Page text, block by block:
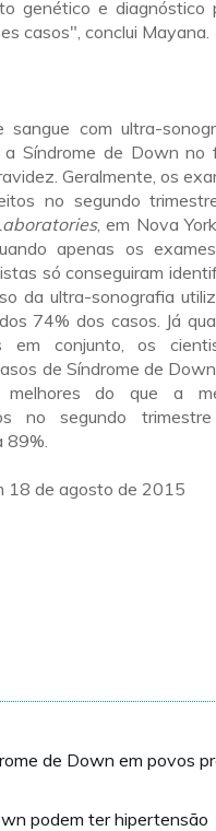
genético e diagnóstico
casos", conclui Mayana.
com ultra-
Síndrome de Down no
Geralmente, os
no segundo
, em Nova
apenas os
só conseguiram
da ultra-sonografia
74% dos casos. Já
conjunto, os
de Síndrome de
do que a
no segundo
89%.
18 de agosto de 2015
de Down em povos
podem ter hipertensão